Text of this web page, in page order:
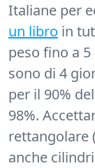
Italiane per
un libro in
peso fino a
sono di 4
per il 90%
98%.
rettangolare
anche